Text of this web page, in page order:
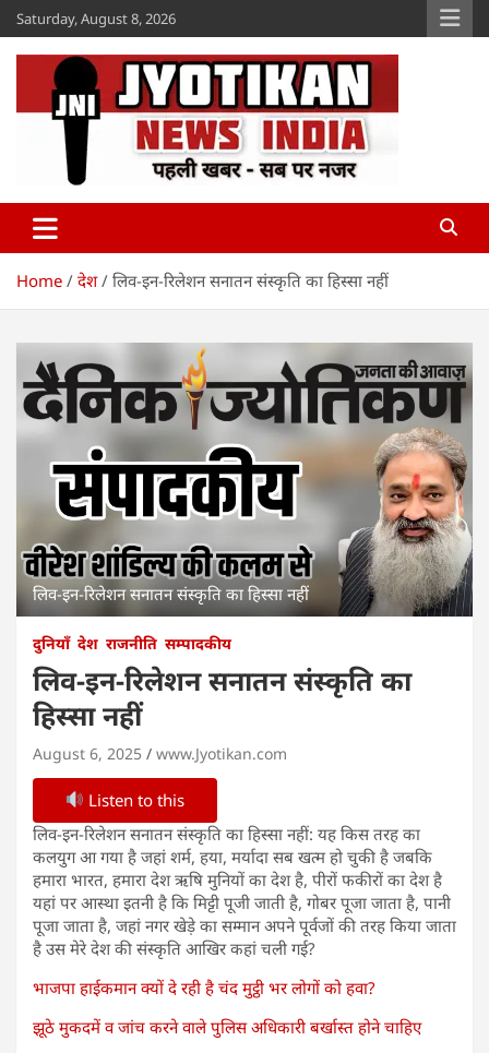
Skip
to
content
Saturday, August 8, 2026
Jyotikan
Home देश लिव-इन-रिलेशन सनातन संस्कृति का हिस्सा नहीं
लिव-इन-रिलेशन सनातन संस्कृति का हिस्सा नहीं
दुनियाँ देश राजनीति सम्पादकीय
लिव-इन-रिलेशन सनातन संस्कृति का
हिस्सा नहीं
August 6, 2025 www.Jyotikan.com
Listen to this
लिव-इन-रिलेशन सनातन संस्कृति का हिस्सा नहीं: यह किस तरह का
कलयुग आ गया है जहां शर्म, हया, मर्यादा सब खत्म हो चुकी है जबकि
हमारा भारत, हमारा देश ऋषि मुनियों का देश है, पीरों फकीरों का देश है
यहां पर आस्था इतनी है कि मिट्टी पूजी जाती है, गोबर पूजा जाता है, पानी
पूजा जाता है, जहां नगर खेड़े का सम्मान अपने पूर्वजों की तरह किया जाता
है उस मेरे देश की संस्कृति आखिर कहां चली गई?
भाजपा हाईकमान क्यों दे रही है चंद मुट्ठी भर लोगों को हवा?
झूठे मुकदमें व जांच करने वाले पुलिस अधिकारी बर्खास्त होने चाहिए